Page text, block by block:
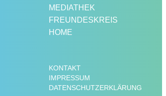
MEDIATHEK
FREUNDESKREIS
HOME
KONTAKT
IMPRESSUM
DATENSCHUTZERKLÄRUNG